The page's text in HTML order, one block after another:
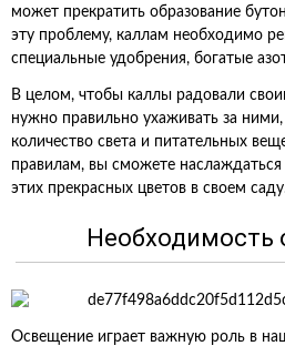
может прекратить образование
эту проблему, каллам необходимо
специальные удобрения, богатые
В целом, чтобы каллы радовали
нужно правильно ухаживать за
количество света и питательных
правилам, вы сможете
этих прекрасных цветов в своем
Необходимость
Освещение играет важную роль в